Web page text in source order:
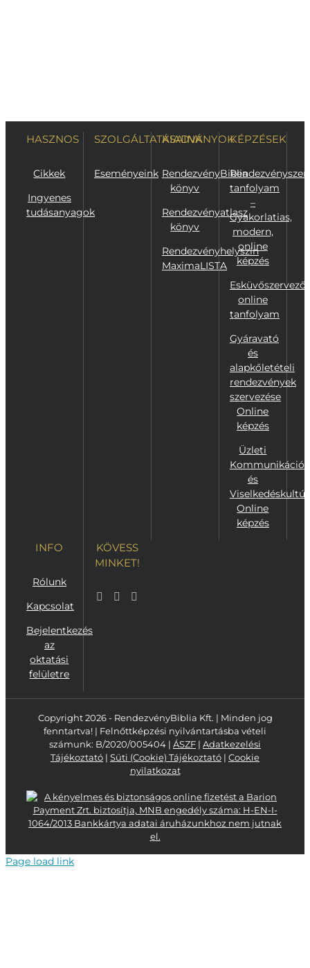
HASZNOS
Cikkek
Ingyenes
tudásanyagok
SZOLGÁLTATÁSAINK
Eseményeink
KIADVÁNYOK
RendezvényBiblia
könyv
Rendezvényatlasz
könyv
Rendezvényhelyszín
MaximaLISTA
KÉPZÉSEK
tanfolyam
–
Gyakorlatias,
modern,
online
képzés
Esküvőszervező
online
tanfolyam
Gyáravató
és
alapkőletételi
rendezvények
szervezése
Online
képzés
Üzleti
Kommunikáció
és
Online
képzés
INFO
Rólunk
Kapcsolat
Bejelentkezés
az
oktatási
felületre
KÖVESS
MINKET!
Copyright 2026 - RendezvényBiblia Kft. | Minden jog
fenntartva! | Felnőttképzési nyilvántartásba vételi
számunk: B/2020/005404 | ÁSZF | Adatkezelési
Tájékoztató | Süti (Cookie) Tájékoztató | Cookie
nyilatkozat
Page load link